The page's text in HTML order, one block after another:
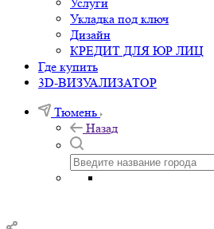
Укладка под ключ
Дизайн
КРЕДИТ ДЛЯ ЮР ЛИЦ
Где купить
3D-ВИЗУАЛИЗАТОР
Тюмень
Назад